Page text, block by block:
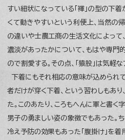
すい紐状になっている「褌」の型の下
くて動きやすいという利便上、当然の
の違いや士農工商の生活文化によって
濃淡があったかについて、もはや専門
ので割愛する。その点、「猿股」は気軽な
下着にもそれ相応の意味が込められて
者だけが穿く下着、という習わしもあ
た。このあたり、ころもへんに軍と書く
男子の勇ましい姿の象徴でもあった。
冷え予防の効果もあった「腹掛け」を着